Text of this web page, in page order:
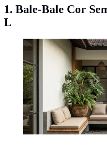
1. Bale-Bale Cor
L
Bale-Bale Cor Semen
Bale Permanen dari Cor
generated)